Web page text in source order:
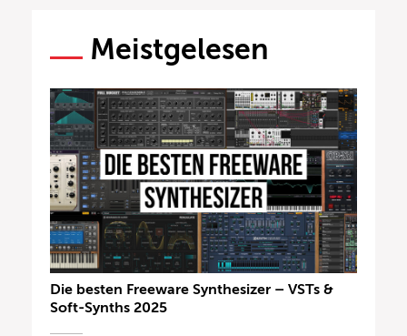
Meistgelesen
Die besten Freeware Synthesizer – VSTs &
Soft-Synths 2025